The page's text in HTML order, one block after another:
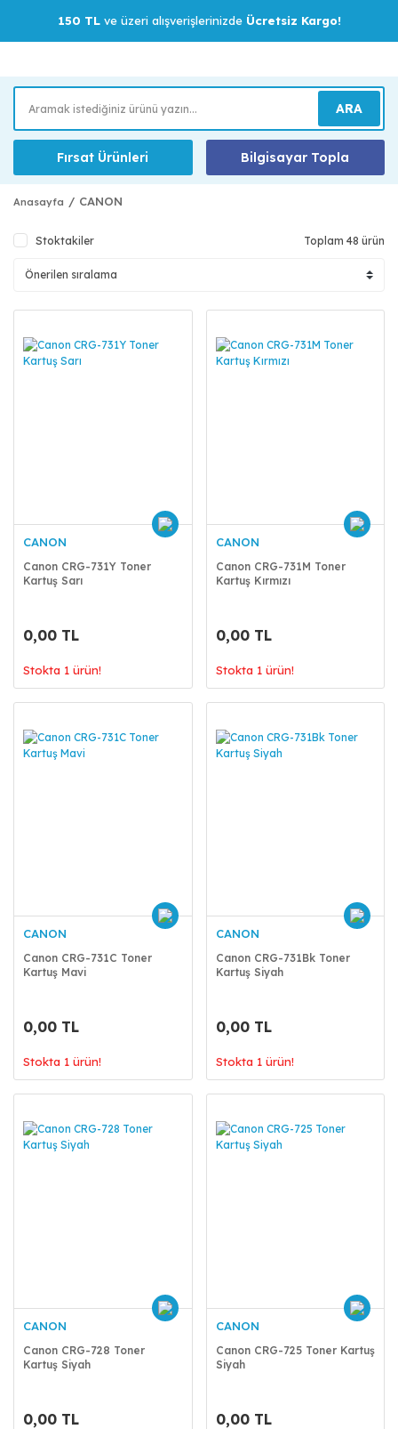
150 TLve üzeri alışverişlerinizde Ücretsiz Kargo!
ARA
Fırsat Ürünleri Bilgisayar Topla
Anasayfa CANON
Stoktakiler Toplam 48 ürün
CANON
Canon CRG-731Y Toner
Kartuş Sarı
0,00 TL
Stokta 1 ürün!
CANON
Canon CRG-731M Toner
Kartuş Kırmızı
0,00 TL
Stokta 1 ürün!
CANON
Canon CRG-731C Toner
Kartuş Mavi
0,00 TL
Stokta 1 ürün!
CANON
Canon CRG-731Bk Toner
Kartuş Siyah
0,00 TL
Stokta 1 ürün!
CANON
Canon CRG-728 Toner
Kartuş Siyah
0,00 TL
CANON
Canon CRG-725 Toner Kartuş
Siyah
0,00 TL